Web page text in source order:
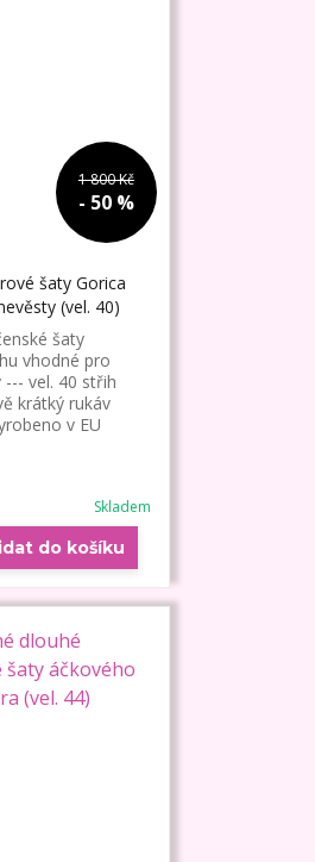
1 800 Kč
- 50 %
šaty Gorica
(vel. 40)
šaty
vhodné pro
vel. 40 střih
krátký rukáv
v EU
Skladem
do košíku